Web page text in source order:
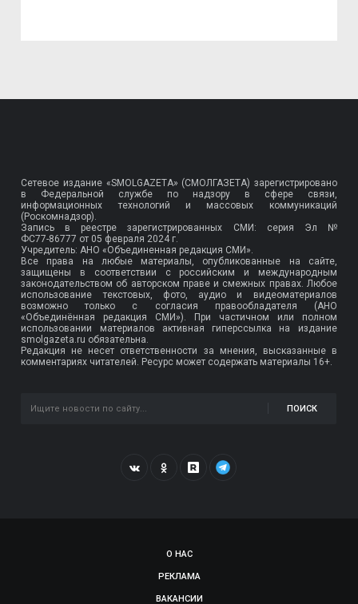
Сетевое издание «SMOLGAZETA» (СМОЛГАЗЕТА) зарегистрировано
в Федеральной службе по надзору в сфере связи,
информационных технологий и массовых коммуникаций
(Роскомнадзор).
Запись в реестре зарегистрированных СМИ: серия Эл №
ФС77-86777 от 05 февраля 2024 г.
Учредитель: АНО «Объединенная редакция СМИ».
Все права на любые материалы, опубликованные на сайте,
защищены в соответствии с российским и международным
законодательством об авторском праве и смежных правах. Любое
использование текстовых, фото, аудио и видеоматериалов
возможно только с согласия правообладателя (АНО
«Объединённая редакция СМИ»). При частичном или полном
использовании материалов активная гиперссылка на издание
smolgazeta.ru обязательна.
Редакция не несет ответственности за мнения, высказанные в
комментариях читателей. Ресурс может содержать материалы 16+.
ПОИСК
О НАС
РЕКЛАМА
ВАКАНСИИ